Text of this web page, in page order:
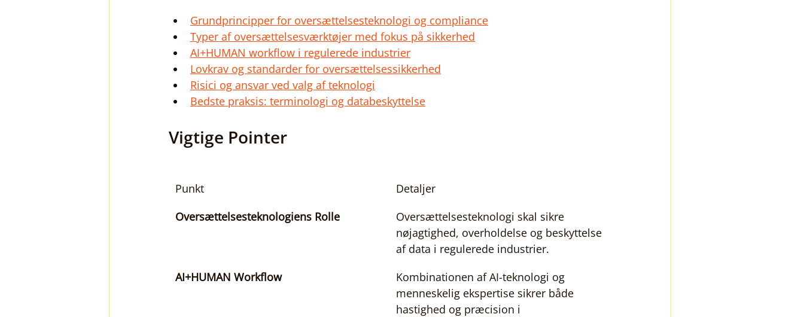
Grundprincipper for oversættelsesteknologi og compliance
Typer af oversættelsesværktøjer med fokus på sikkerhed
AI+HUMAN workflow i regulerede industrier
Lovkrav og standarder for oversættelsessikkerhed
Risici og ansvar ved valg af teknologi
Bedste praksis: terminologi og databeskyttelse
Vigtige Pointer
Punkt
Detaljer
Oversættelsesteknologiens Rolle
Oversættelsesteknologi skal sikre
nøjagtighed, overholdelse og beskyttelse
af data i regulerede industrier.
AI+HUMAN Workflow
Kombinationen af AI-teknologi og
menneskelig ekspertise sikrer både
hastighed og præcision i